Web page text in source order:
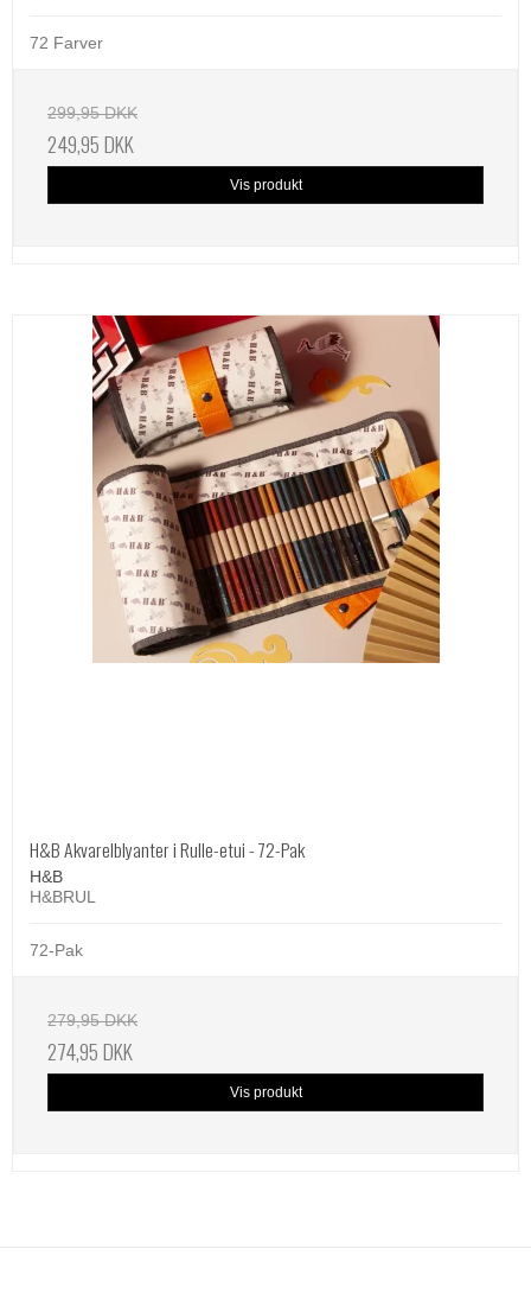
72 Farver
299,95 DKK
249,95 DKK
Vis produkt
H&B Akvarelblyanter i Rulle-etui - 72-Pak
H&B
H&BRUL
72-Pak
279,95 DKK
274,95 DKK
Vis produkt